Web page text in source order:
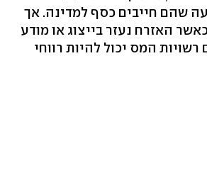
שהם חייבים כסף למדינה. אך
האזרח נעזר בייצוג או מודע
רשויות המס יכול להיות רווחי